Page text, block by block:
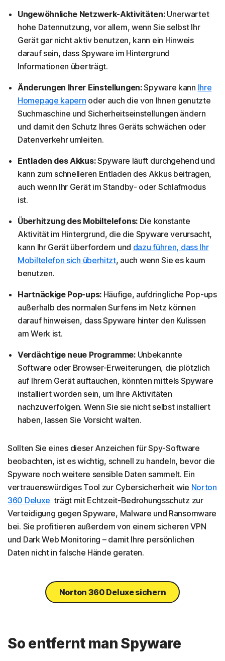
Ungewöhnliche Netzwerk-Aktivitäten:Unerwartet
hohe Datennutzung, vor allem, wenn Sie selbst Ihr
Gerät gar nicht aktiv benutzen, kann ein Hinweis
darauf sein, dass Spyware im Hintergrund
Informationen überträgt.
Änderungen Ihrer Einstellungen:Spyware kann Ihre
Homepage kapern oder auch die von Ihnen genutzte
Suchmaschine und Sicherheitseinstellungen ändern
und damit den Schutz Ihres Geräts schwächen oder
Datenverkehr umleiten.
Entladen des Akkus:Spyware läuft durchgehend und
kann zum schnelleren Entladen des Akkus beitragen,
auch wenn Ihr Gerät im Standby- oder Schlafmodus
ist.
Überhitzung des Mobiltelefons: Die konstante
Aktivität im Hintergrund, die die Spyware verursacht,
kann Ihr Gerät überfordern und dazu führen, dass Ihr
Mobiltelefon sich überhitzt, auch wenn Sie es kaum
benutzen.
Hartnäckige Pop-ups: Häufige, aufdringliche Pop-ups
außerhalb des normalen Surfens im Netz können
darauf hinweisen, dass Spyware hinter den Kulissen
am Werk ist.
Verdächtige neue Programme:Unbekannte
Software oder Browser-Erweiterungen, die plötzlich
auf Ihrem Gerät auftauchen, könnten mittels Spyware
installiert worden sein, um Ihre Aktivitäten
nachzuverfolgen. Wenn Sie sie nicht selbst installiert
haben, lassen Sie Vorsicht walten.
Sollten Sie eines dieser Anzeichen für Spy-Software
beobachten, ist es wichtig, schnell zu handeln, bevor die
Spyware noch weitere sensible Daten sammelt. Ein
vertrauenswürdiges Tool zur Cybersicherheit wie Norton
360 Deluxe trägt mit Echtzeit-Bedrohungsschutz zur
Verteidigung gegen Spyware, Malware und Ransomware
bei. Sie profitieren außerdem von einem sicheren VPN
und Dark Web Monitoring – damit Ihre persönlichen
Daten nicht in falsche Hände geraten.
Norton 360 Deluxe sichern
So entfernt man Spyware